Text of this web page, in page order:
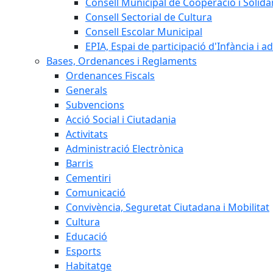
Consell Sectorial de Cultura
Consell Escolar Municipal
EPIA, Espai de participació d'Infància i
Bases, Ordenances i Reglaments
Ordenances Fiscals
Generals
Subvencions
Acció Social i Ciutadania
Activitats
Administració Electrònica
Barris
Cementiri
Comunicació
Convivència, Seguretat Ciutadana i Mobilitat
Cultura
Educació
Esports
Habitatge